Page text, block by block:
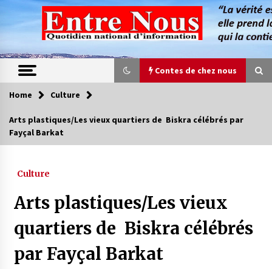
content
Contes de chez nous
Contes de chez nous
Magie de sorcier
4 ans ago
Oum el Gaïla / L’ogresse du M’zab
4 ans ago
Home Culture
Arts plastiques/Les vieux quartiers de Biskra célébrés par
Fayçal Barkat
Culture
Arts plastiques/Les vieux
quartiers de Biskra célébrés
par Fayçal Barkat